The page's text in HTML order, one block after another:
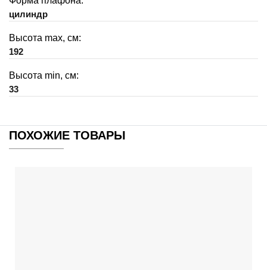
цилиндр
Высота max, см:
192
Высота min, см:
33
ПОХОЖИЕ ТОВАРЫ